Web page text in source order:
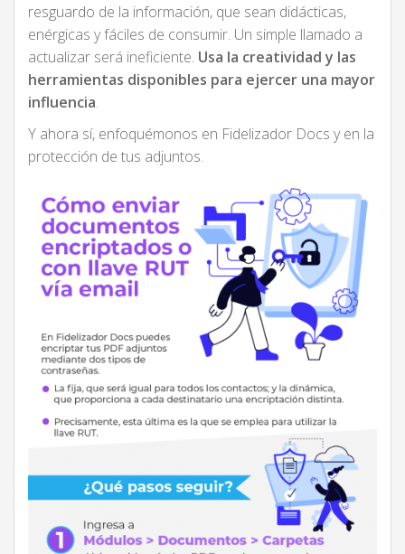
resguardo de la información, que sean didácticas,
enérgicas y fáciles de consumir. Un simple llamado a
actualizar será ineficiente. Usa la creatividad y las
herramientas disponibles para ejercer una mayor
influencia.
Y ahora sí, enfoquémonos en Fidelizador Docs y en la
protección de tus adjuntos.